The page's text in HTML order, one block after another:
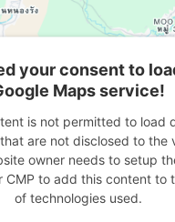
your consent to
Maps service!
is not permitted to load
are not disclosed to the
owner needs to setup
CMP to add this content to
of technologies used.